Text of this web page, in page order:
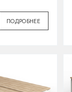
ПОДРОБНЕЕ